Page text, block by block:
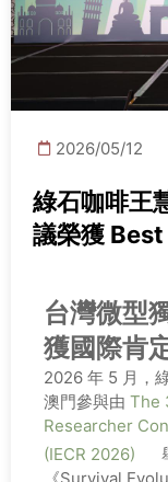
2026/05/12
綠石咖啡王
議榮獲
台灣微型
獲國際肯
2026 年 5 月，
澳門參與由 The
Researcher
(IECR 2026)
《Survival